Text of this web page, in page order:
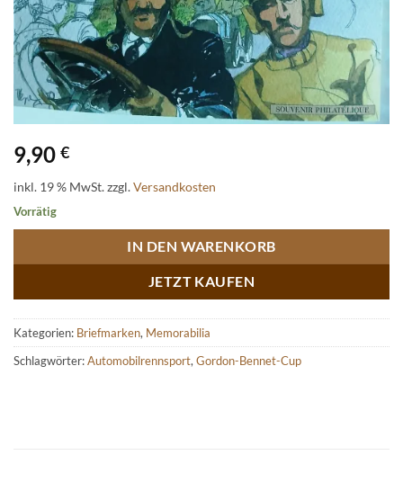
9,90 €
inkl. 19 % MwSt.zzgl.Versandkosten
Vorrätig
IN DEN WARENKORB
JETZT KAUFEN
Kategorien: Briefmarken, Memorabilia
Schlagwörter:Automobilrennsport,Gordon-Bennet-Cup